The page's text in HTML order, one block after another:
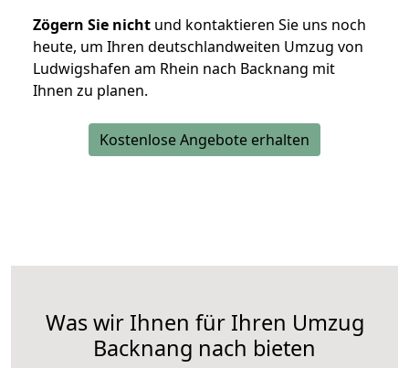
Zögern Sie nicht und kontaktieren Sie uns noch
heute, um Ihren deutschlandweiten Umzug von
Ludwigshafen am Rhein nach Backnang mit
Ihnen zu planen.
Kostenlose Angebote erhalten
Was wir Ihnen für Ihren Umzug
Backnang nach bieten